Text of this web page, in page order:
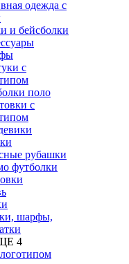
одежда с
и бейсболки
с
поло
с
рубашки
футболки
шарфы,
4